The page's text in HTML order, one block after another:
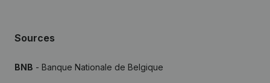
Sources
BNB - Banque Nationale de Belgique